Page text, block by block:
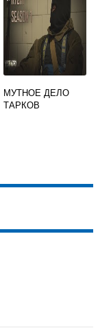
МУТНОЕ ДЕЛО
ТАРКОВ